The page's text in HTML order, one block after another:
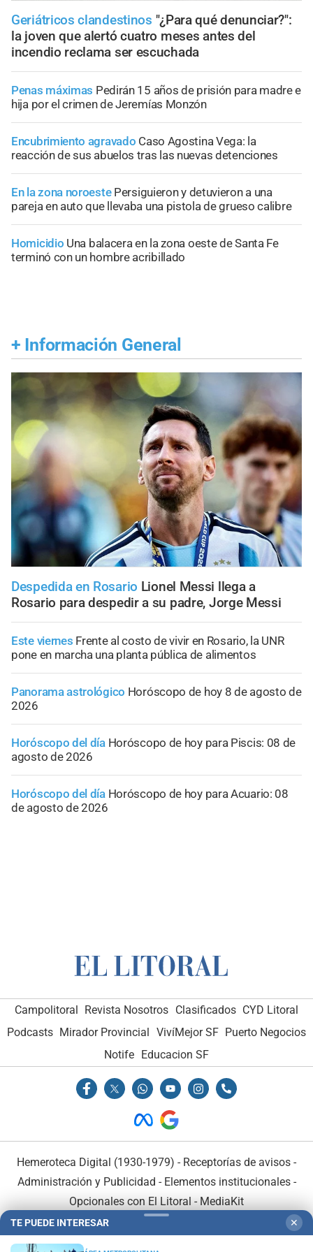
Geriátricos clandestinos "¿Para qué denunciar?":
la joven que alertó cuatro meses antes del
incendio reclama ser escuchada
Penas máximas Pedirán 15 años de prisión para madre e
hija por el crimen de Jeremías Monzón
Encubrimiento agravado Caso Agostina Vega: la
reacción de sus abuelos tras las nuevas detenciones
En la zona noroeste Persiguieron y detuvieron a una
pareja en auto que llevaba una pistola de grueso calibre
Homicidio Una balacera en la zona oeste de Santa Fe
terminó con un hombre acribillado
+ Información General
Despedida en Rosario Lionel Messi llega a
Rosario para despedir a su padre, Jorge Messi
Este viernes Frente al costo de vivir en Rosario, la UNR
pone en marcha una planta pública de alimentos
Panorama astrológico Horóscopo de hoy 8 de agosto de
2026
Horóscopo del día Horóscopo de hoy para Piscis: 08 de
agosto de 2026
Horóscopo del día Horóscopo de hoy para Acuario: 08
de agosto de 2026
Campolitoral Revista Nosotros Clasificados CYD Litoral
Podcasts Mirador Provincial VivíMejor SF Puerto Negocios
Notife Educacion SF
Hemeroteca Digital (1930-1979) - Receptorías de avisos -
Administración y Publicidad - Elementos institucionales-
Opcionales con El Litoral - MediaKit
TE PUEDE INTERESAR ✕